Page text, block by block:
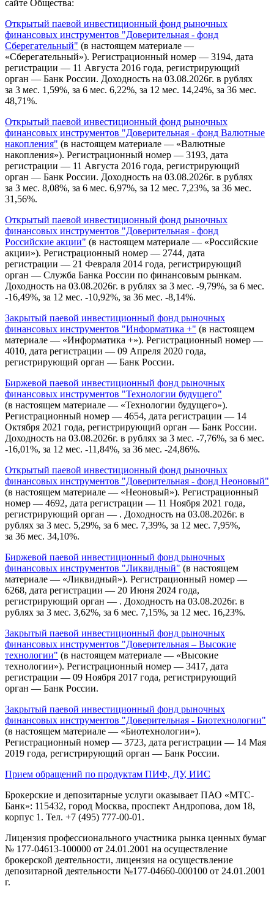
сайте Общества:
Открытый паевой инвестиционный фонд рыночных
финансовых инструментов "Доверительная - фонд
Сберегательный" (в настоящем материале —
«Сберегательный»). Регистрационный номер — 3194, дата
регистрации — 11 Августа 2016 года, регистрирующий
орган — Банк России. Доходность на 03.08.2026г. в рублях
за 3 мес. 1,59%, за 6 мес. 6,22%, за 12 мес. 14,24%, за 36 мес.
48,71%.
Открытый паевой инвестиционный фонд рыночных
финансовых инструментов "Доверительная - фонд Валютные
накопления" (в настоящем материале — «Валютные
накопления»). Регистрационный номер — 3193, дата
регистрации — 11 Августа 2016 года, регистрирующий
орган — Банк России. Доходность на 03.08.2026г. в рублях
за 3 мес. 8,08%, за 6 мес. 6,97%, за 12 мес. 7,23%, за 36 мес.
31,56%.
Открытый паевой инвестиционный фонд рыночных
финансовых инструментов "Доверительная - фонд
Российские акции" (в настоящем материале — «Российские
акции»). Регистрационный номер — 2744, дата
регистрации — 21 Февраля 2014 года, регистрирующий
орган — Служба Банка России по финансовым рынкам.
Доходность на 03.08.2026г. в рублях за 3 мес. -9,79%, за 6 мес.
-16,49%, за 12 мес. -10,92%, за 36 мес. -8,14%.
Закрытый паевой инвестиционный фонд рыночных
финансовых инструментов "Информатика +" (в настоящем
материале — «Информатика +»). Регистрационный номер —
4010, дата регистрации — 09 Апреля 2020 года,
регистрирующий орган — Банк России.
Биржевой паевой инвестиционный фонд рыночных
финансовых инструментов "Технологии будущего"
(в настоящем материале — «Технологии будущего»).
Регистрационный номер — 4654, дата регистрации — 14
Октября 2021 года, регистрирующий орган — Банк России.
Доходность на 03.08.2026г. в рублях за 3 мес. -7,76%, за 6 мес.
-16,01%, за 12 мес. -11,84%, за 36 мес. -24,86%.
Открытый паевой инвестиционный фонд рыночных
финансовых инструментов "Доверительная - фонд Неоновый"
(в настоящем материале — «Неоновый»). Регистрационный
номер — 4692, дата регистрации — 11 Ноября 2021 года,
регистрирующий орган — . Доходность на 03.08.2026г. в
рублях за 3 мес. 5,29%, за 6 мес. 7,39%, за 12 мес. 7,95%,
за 36 мес. 34,10%.
Биржевой паевой инвестиционный фонд рыночных
финансовых инструментов "Ликвидный" (в настоящем
материале — «Ликвидный»). Регистрационный номер —
6268, дата регистрации — 20 Июня 2024 года,
регистрирующий орган — . Доходность на 03.08.2026г. в
рублях за 3 мес. 3,62%, за 6 мес. 7,15%, за 12 мес. 16,23%.
Закрытый паевой инвестиционный фонд рыночных
финансовых инструментов "Доверительная – Высокие
технологии" (в настоящем материале — «Высокие
технологии»). Регистрационный номер — 3417, дата
регистрации — 09 Ноября 2017 года, регистрирующий
орган — Банк России.
Закрытый паевой инвестиционный фонд рыночных
финансовых инструментов "Доверительная - Биотехнологии"
(в настоящем материале — «Биотехнологии»).
Регистрационный номер — 3723, дата регистрации — 14 Мая
2019 года, регистрирующий орган — Банк России.
Прием обращений по продуктам ПИФ, ДУ, ИИС
Брокерские и депозитарные услуги оказывает ПАО «МТС-
Банк»: 115432, город Москва, проспект Андропова, дом 18,
корпус 1. Тел. +7 (495) 777-00-01.
Лицензия профессионального участника рынка ценных бумаг
№ 177-04613-100000 от 24.01.2001 на осуществление
брокерской деятельности, лицензия на осуществление
депозитарной деятельности №177-04660-000100 от 24.01.2001
г.